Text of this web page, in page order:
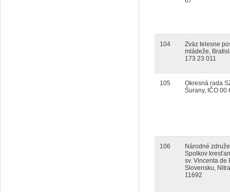
104
Zväz telesne
mládeže,
173 23 011
105
Okresná rada
Šurany, IČO 00
106
Národné
Spolkov
sv. Vincenta de
Slovensku,
11692